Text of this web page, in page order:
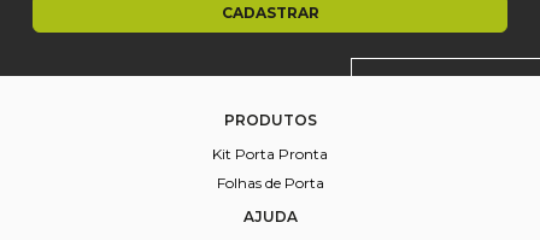
CADASTRAR
PRODUTOS
Kit Porta Pronta
Folhas de Porta
AJUDA